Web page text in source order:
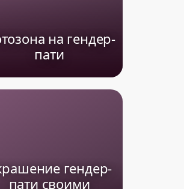
на гендер-
пати
гендер-
пати своими